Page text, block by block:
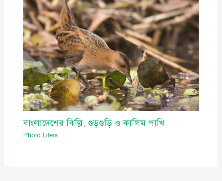
বাংলাদেশের ঝিল্লি, গুড়গুড়ি ও কালিম পাখি
Photo Lifers